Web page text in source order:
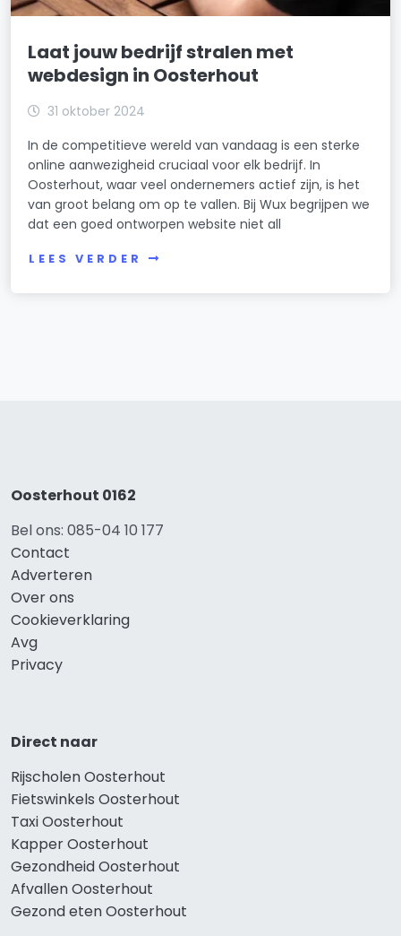
Laat jouw bedrijf stralen met
webdesign in Oosterhout
31 oktober 2024
In de competitieve wereld van vandaag is een sterke
online aanwezigheid cruciaal voor elk bedrijf. In
Oosterhout, waar veel ondernemers actief zijn, is het
van groot belang om op te vallen. Bij Wux begrijpen we
dat een goed ontworpen website niet all
LEES VERDER
Oosterhout 0162
Bel ons: 085-04 10 177
Contact
Adverteren
Over ons
Cookieverklaring
Avg
Privacy
Direct naar
Rijscholen Oosterhout
Fietswinkels Oosterhout
Taxi Oosterhout
Kapper Oosterhout
Gezondheid Oosterhout
Afvallen Oosterhout
Gezond eten Oosterhout